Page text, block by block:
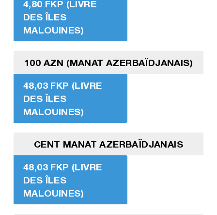
4,80 FKP (LIVRE
DES ÎLES
MALOUINES)
100 AZN (MANAT AZERBAÏDJANAIS)
48,03 FKP (LIVRE
DES ÎLES
MALOUINES)
CENT MANAT AZERBAÏDJANAIS
48,03 FKP (LIVRE
DES ÎLES
MALOUINES)